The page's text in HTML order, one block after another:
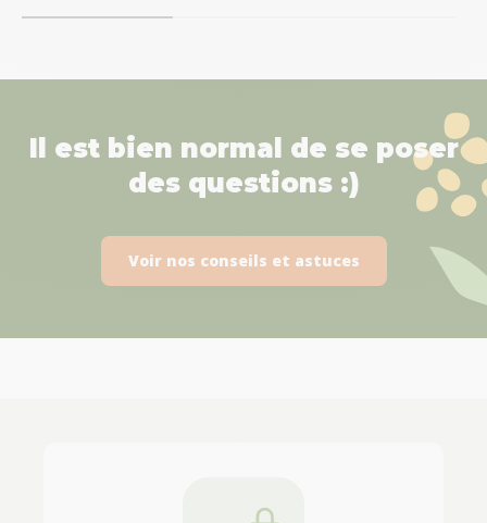
Il est bien normal de se poser
des questions :)
Voir nos conseils et astuces